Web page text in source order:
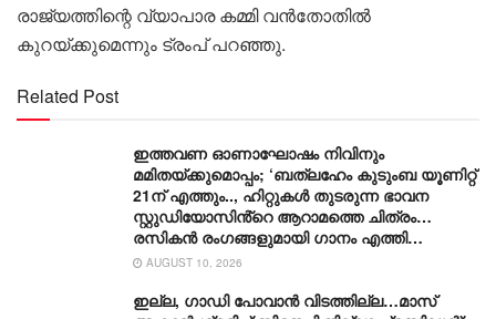
രാജ്യത്തിന്റെ വ്യാപാര കമ്മി വൻതോതിൽ
കുറയ്ക്കുമെന്നും ട്രംപ് പറഞ്ഞു.
Related Post
ഇത്തവണ ഓണാഘോഷം നിവിനും
മമിതയ്ക്കുമൊപ്പം; ‘ബത്‍ലഹേം കുടുംബ യൂണിറ്റ്
21ന് എത്തും.., ഹിറ്റുകൾ തുടരുന്ന ഭാവന
സ്റ്റുഡിയോസിൻ്റെ ആറാമത്തെ ചിത്രം…
രസികൻ രംഗങ്ങളുമായി ഗാനം എത്തി…
AUGUST 10, 2026
ഇല്ല, ​ഗാഡി പോവാൻ വിടത്തില്ല…മാസ്